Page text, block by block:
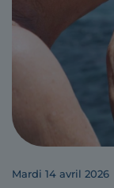
mardi 14 avril 2026